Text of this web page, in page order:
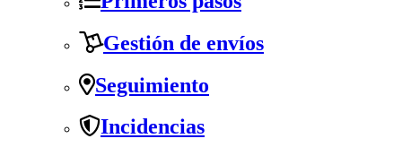
Gestión de envíos
Seguimiento
Incidencias